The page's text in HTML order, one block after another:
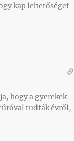
kap lehetőséget
hogy a gyerekek
tudták évről,